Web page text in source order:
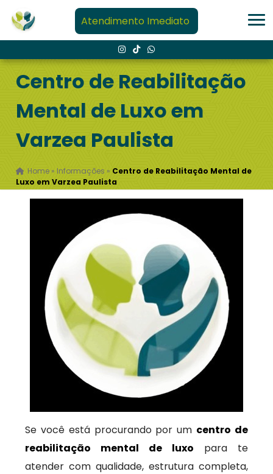
Atendimento Imediato
Centro de Reabilitação
Mental de Luxo em
Varzea Paulista
Home » Informações » Centro de Reabilitação Mental de
Luxo em Varzea Paulista
Se você está procurando por um centro de
reabilitação mental de luxo para te
atender com qualidade, estrutura completa,